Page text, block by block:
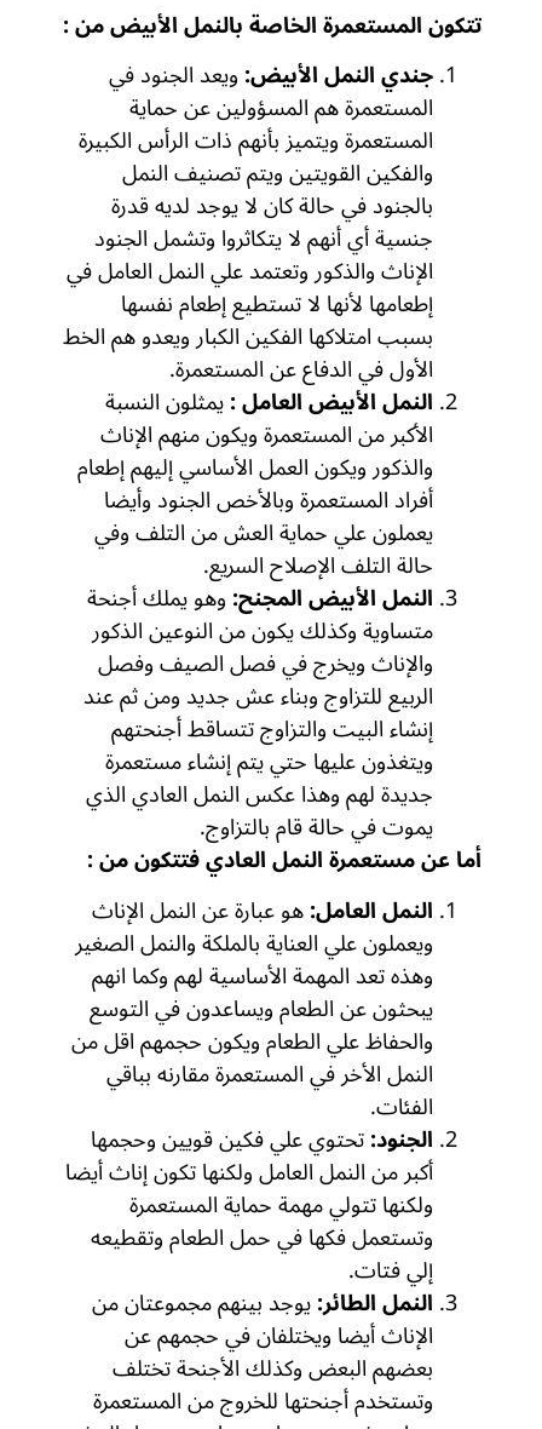
تتكون المستعمرة الخاصة بالنمل الأبيض من :
جندي النمل الأبيض:ويعد الجنود في
المستعمرة هم المسؤولين عن حماية
المستعمرة ويتميز بأنهم ذات الرأس الكبيرة
والفكين القويتين ويتم تصنيف النمل
بالجنود في حالة كان لا يوجد لديه قدرة
جنسية أي أنهم لا يتكاثروا وتشمل الجنود
الإناث والذكور وتعتمد علي النمل العامل في
إطعامها لأنها لا تستطيع إطعام نفسها
بسبب امتلاكها الفكين الكبار ويعدو هم الخط
الأول في الدفاع عن المستعمرة.
النمل الأبيض العامل :يمثلون النسبة
الأكبر من المستعمرة ويكون منهم الإناث
والذكور ويكون العمل الأساسي إليهم إطعام
أفراد المستعمرة وبالأخص الجنود وأيضا
يعملون علي حماية العش من التلف وفي
حالة التلف الإصلاح السريع.
النمل الأبيض المجنح:وهو يملك أجنحة
متساوية وكذلك يكون من النوعين الذكور
والإناث ويخرج في فصل الصيف وفصل
الربيع للتزاوج وبناء عش جديد ومن ثم عند
إنشاء البيت والتزاوج تتساقط أجنحتهم
ويتغذون عليها حتي يتم إنشاء مستعمرة
جديدة لهم وهذا عكس النمل العادي الذي
يموت في حالة قام بالتزاوج.
أما عن مستعمرة النمل العادي فتتكون من :
النمل العامل:هو عبارة عن النمل الإناث
ويعملون علي العناية بالملكة والنمل الصغير
وهذه تعد المهمة الأساسية لهم وكما انهم
يبحثون عن الطعام ويساعدون في التوسع
والحفاظ علي الطعام ويكون حجمهم اقل من
النمل الأخر في المستعمرة مقارنه بباقي
الفئات.
الجنود:تحتوي علي فكين قويين وحجمها
أكبر من النمل العامل ولكنها تكون إناث أيضا
ولكنها تتولي مهمة حماية المستعمرة
وتستعمل فكها في حمل الطعام وتقطيعه
إلي فتات.
النمل الطائر:يوجد بينهم مجموعتان من
الإناث أيضا ويختلفان في حجمهم عن
بعضهم البعض وكذلك الأجنحة تختلف
وتستخدم أجنحتها للخروج من المستعمرة